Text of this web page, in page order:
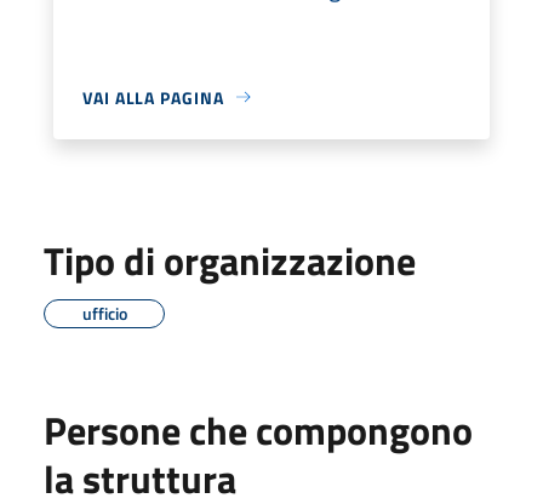
VAI ALLA PAGINA
Tipo di organizzazione
ufficio
Persone che compongono
la struttura